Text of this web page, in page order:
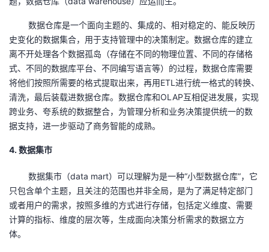
数据仓库是一个面向主题的、集成的、相对稳定的、能反映历
史变化的数据集合，用于支持管理中的决策制定。数据仓库的建立
离不开处理各个数据孤岛（存储在不同的物理位置、不同的存储格
式、不同的数据库平台、不同编写语言等）的过程，数据仓库需要
将他们按照所需要的格式提取出来，再用ETL 进行统一格式的转换、
清洗，最后装载进数据仓库。数据仓库和OLAP互相促进发展，实现
跨业务、夸系统的数据整合，为管理分析和业务决策提供统一的数
据支持，进一步驱动了商务智能的成熟。
4. 数据集市
数据集市（data mart）可以理解为是一种“小型数据仓库”，它
只包含单个主题，且关注的范围也并非全局，是为了满足特定部门
或者用户的需求，按照多维的方式进行存储，包括定义维度、需要
计算的指标、维度的层次等，生成面向决策分析需求的数据立方
体。